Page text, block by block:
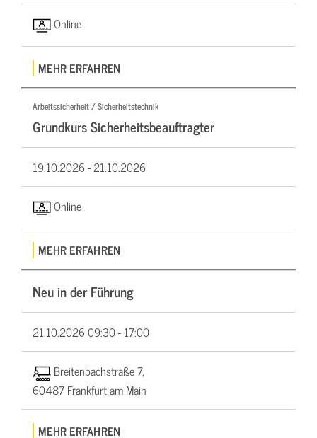
Online
MEHR ERFAHREN
Arbeitssicherheit / Sicherheitstechnik
Grundkurs Sicherheitsbeauftragter
19.10.2026 -21.10.2026
Online
MEHR ERFAHREN
Neu in der Führung
21.10.202609:30 - 17:00
Breitenbachstraße 7,
60487 Frankfurt am Main
MEHR ERFAHREN